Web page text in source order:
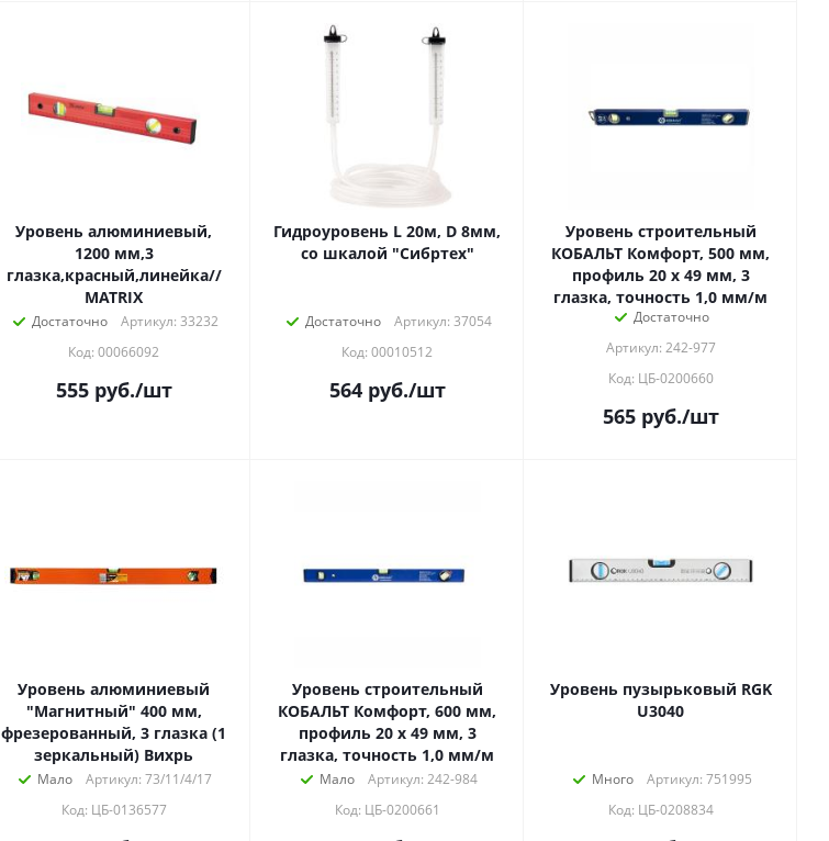
Уровень алюминиевый,
1200 мм,3
глазка,красный,линейка//
MATRIX
Достаточно
Артикул: 33232
Код: 00066092
555руб./шт
Гидроуровень L 20м, D 8мм,
со шкалой "Сибртех"
Достаточно
Артикул: 37054
Код: 00010512
564руб./шт
Уровень строительный
КОБАЛЬТ Комфорт, 500 мм,
профиль 20 x 49 мм, 3
глазка, точность 1,0 мм/м
Достаточно
Артикул: 242-977
Код: ЦБ-0200660
565руб./шт
Уровень алюминиевый
"Магнитный" 400 мм,
фрезерованный, 3 глазка (1
зеркальный) Вихрь
Мало
Артикул: 73/11/4/17
Код: ЦБ-0136577
Уровень строительный
КОБАЛЬТ Комфорт, 600 мм,
профиль 20 x 49 мм, 3
глазка, точность 1,0 мм/м
Мало
Артикул: 242-984
Код: ЦБ-0200661
Уровень пузырьковый RGK
U3040
Много
Артикул: 751995
Код: ЦБ-0208834